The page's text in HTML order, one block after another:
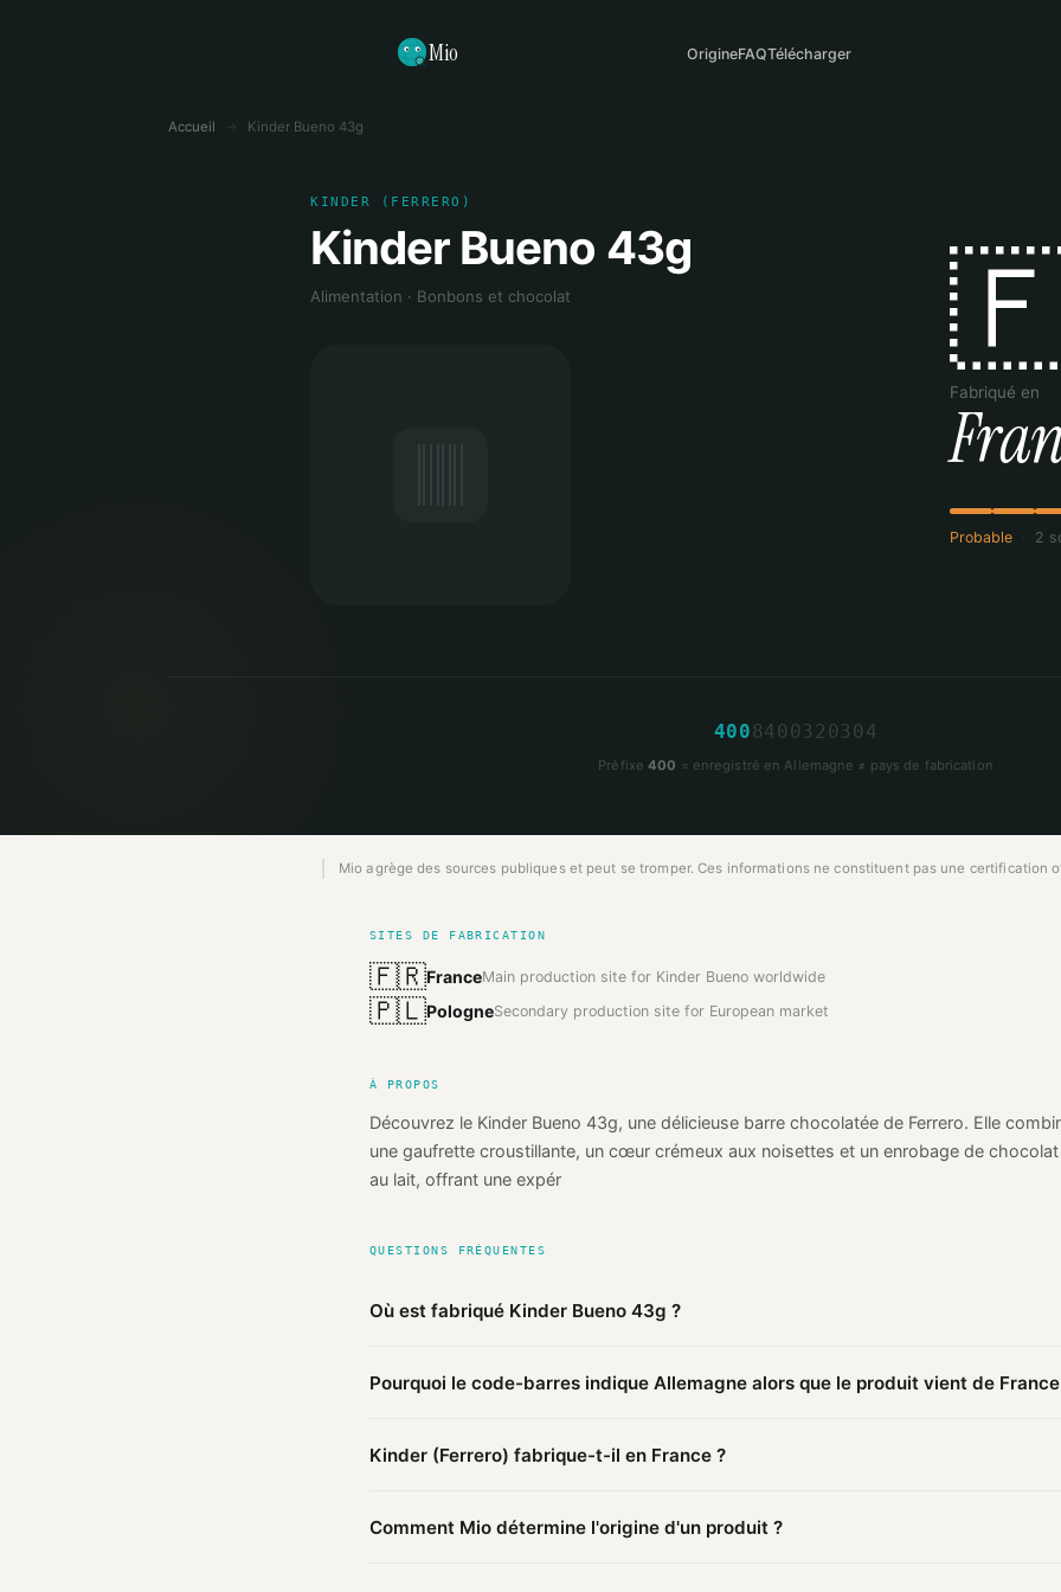
Mio OrigineFAQTélécharger
Accueil Kinder Bueno 43g
KINDER (FERRERO)
Kinder Bueno 43g
Alimentation · Bonbons et chocolat
Fabriqué en
Probable 2
400840 03 2 03 0 4
Préfixe400 = enregistré en Allemagne ≠ pays de fabrication
Mio agrège des sources publiques et peut se tromper. Ces informations ne constituent pas une certification
SITES DE FABRICATION
🇫🇷FranceMain production site for Kinder Bueno worldwide
🇵🇱PologneSecondary production site for European market
À PROPOS
Découvrez le Kinder Bueno 43g, une délicieuse barre chocolatée de Ferrero. Elle
une gaufrette croustillante, un cœur crémeux aux noisettes et un enrobage de chocolat
au lait, offrant une expér
QUESTIONS FRÉQUENTES
Où est fabriqué Kinder Bueno 43g ?
enFrance (probable). Cette information est basée sur 2 sources publiques.
Pourquoi le code-barres indique Allemagne alors que le produit vient de
Une marque enregistrée en Allemagne peut faire fabriquer en France.
Kinder (Ferrero) fabrique-t-il en France ?
Comment Mio détermine l'origine d'un produit ?